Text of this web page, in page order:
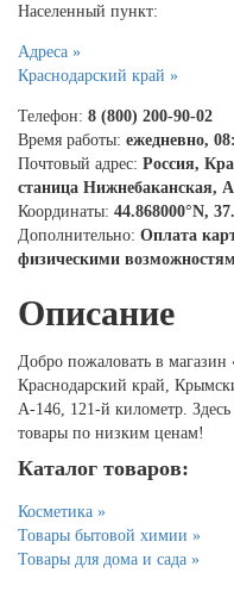
Населенный пункт:
Адреса »
Краснодарский край »
Телефон: 8 (800) 200-90-02
Время работы: ежедневно,
Почтовый адрес: Россия,
станица Нижнебаканская,
Координаты: 44.868000°N,
Дополнительно: Оплата
физическими
Описание
Добро пожаловать в магазин
Краснодарский край,
А-146, 121-й километр. Здесь
товары по низким ценам!
Каталог товаров:
Косметика »
Товары бытовой химии »
Товары для дома и сада »